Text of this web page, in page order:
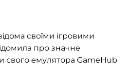
своїми ігровими
про значне
свого емулятора GameHub